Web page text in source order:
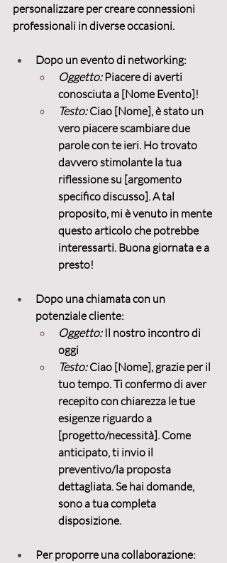
personalizzare per creare connessioni
professionali in diverse occasioni.
Dopo un evento di networking:
Oggetto: Piacere di averti
conosciuta a [Nome Evento]!
Testo: Ciao [Nome], è stato un
vero piacere scambiare due
parole con te ieri. Ho trovato
davvero stimolante la tua
riflessione su [argomento
specifico discusso]. A tal
proposito, mi è venuto in mente
questo articolo che potrebbe
interessarti. Buona giornata e a
presto!
Dopo una chiamata con un
potenziale cliente:
Oggetto: Il nostro incontro di
oggi
Testo: Ciao [Nome], grazie per il
tuo tempo. Ti confermo di aver
recepito con chiarezza le tue
esigenze riguardo a
[progetto/necessità]. Come
anticipato, ti invio il
preventivo/la proposta
dettagliata. Se hai domande,
sono a tua completa
disposizione.
Per proporre una collaborazione: